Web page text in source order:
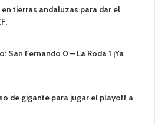
tierras andaluzas para dar el
San Fernando 0 – La Roda 1 ¡Ya
de gigante para jugar el playoff a